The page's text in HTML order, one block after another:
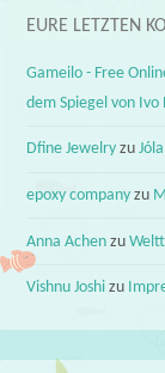
EURE LETZTEN
Gameilo - Free
dem Spiegel von
Dfine Jewelry zu
epoxy company zu
Anna Achen zu
Vishnu Joshi zu